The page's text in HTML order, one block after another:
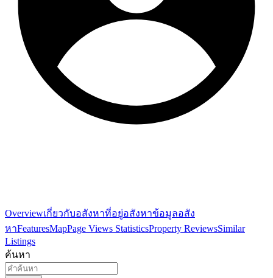
Overviewเกี่ยวกับอสังหาที่อยู่อสังหาข้อมูลอสัง
หาFeaturesMapPage Views StatisticsProperty ReviewsSimilar
Listings
ค้นหา